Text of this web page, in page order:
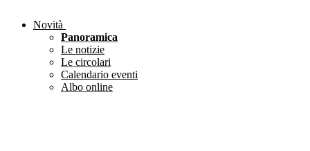
Novità
Panoramica
Le notizie
Le circolari
Calendario eventi
Albo online